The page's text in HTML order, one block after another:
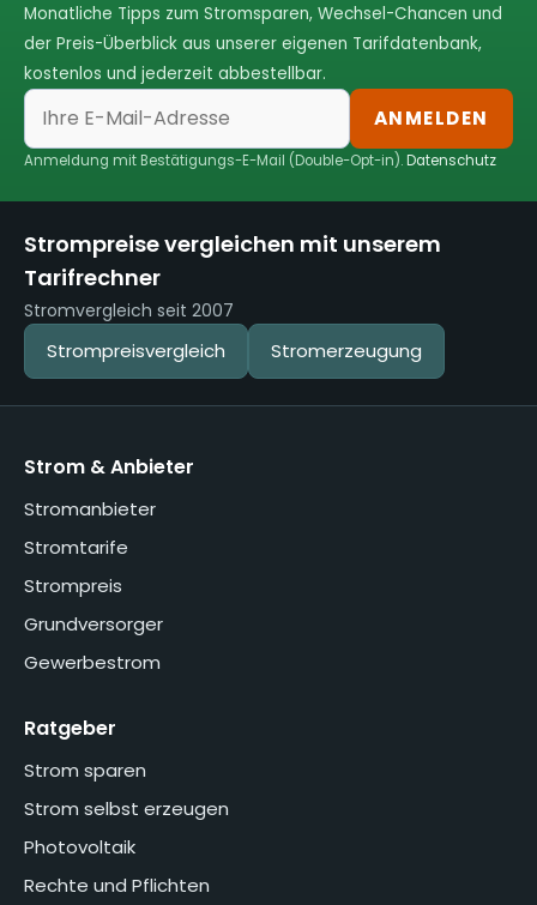
Monatliche Tipps zum Stromsparen, Wechsel-Chancen und
der Preis-Überblick aus unserer eigenen Tarifdatenbank,
kostenlos und jederzeit abbestellbar.
ANMELDEN
Anmeldung mit Bestätigungs-E-Mail (Double-Opt-in).Datenschutz
Strompreise vergleichen mit unserem
Tarifrechner
Stromvergleich seit 2007
Strompreisvergleich Stromerzeugung
Strom & Anbieter
Stromanbieter
Stromtarife
Strompreis
Grundversorger
Gewerbestrom
Ratgeber
Strom sparen
Strom selbst erzeugen
Photovoltaik
Rechte und Pflichten